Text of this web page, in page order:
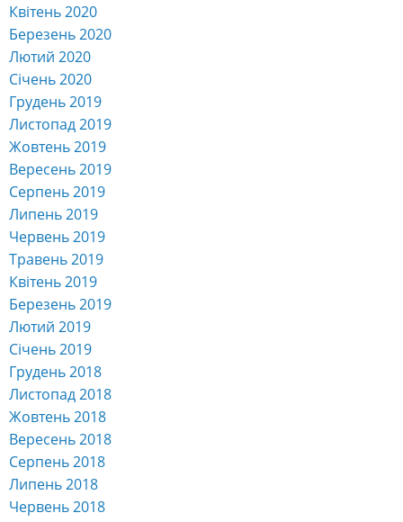
Квітень 2020
Березень 2020
Лютий 2020
Січень 2020
Грудень 2019
Листопад 2019
Жовтень 2019
Вересень 2019
Серпень 2019
Липень 2019
Червень 2019
Травень 2019
Квітень 2019
Березень 2019
Лютий 2019
Січень 2019
Грудень 2018
Листопад 2018
Жовтень 2018
Вересень 2018
Серпень 2018
Липень 2018
Червень 2018